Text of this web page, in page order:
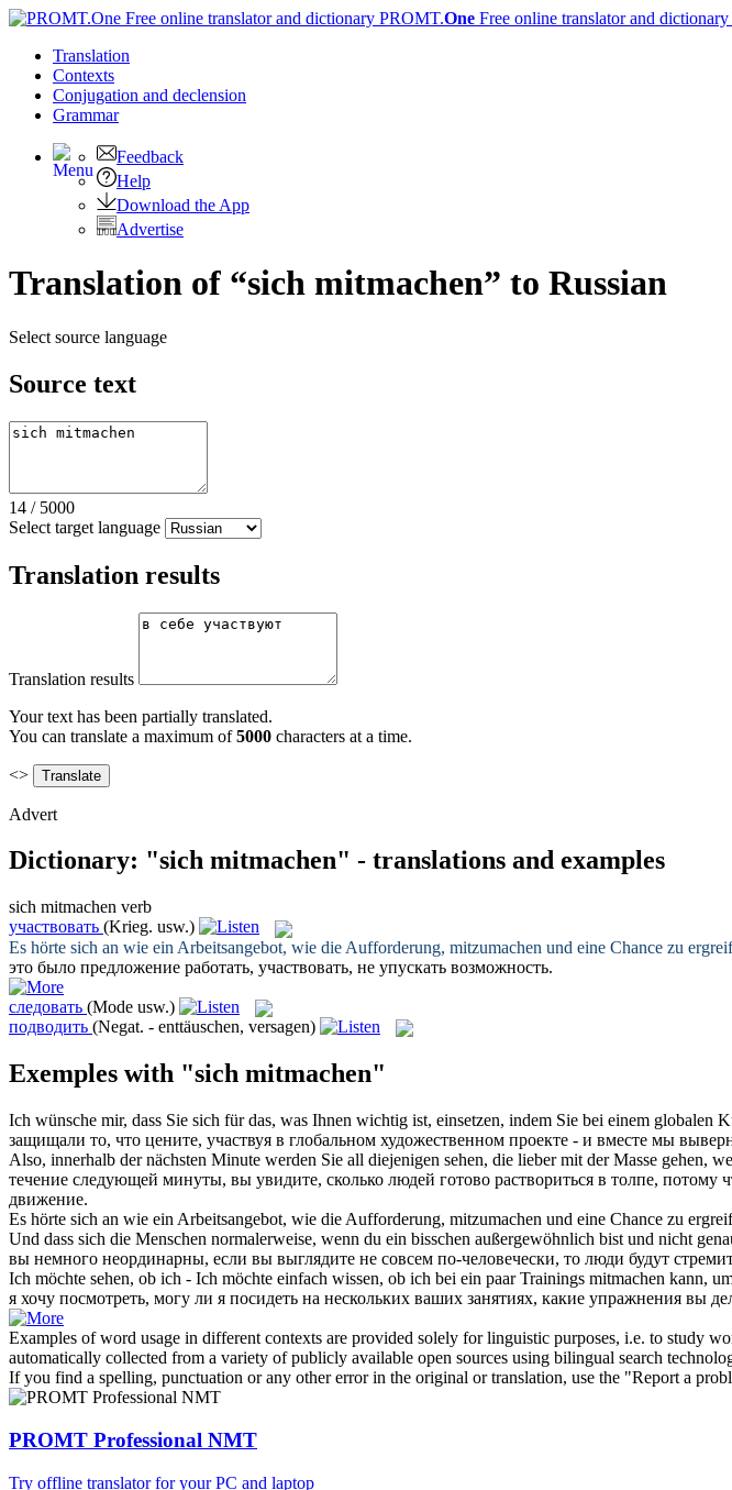
PROMT.One Free online translator and dictionary
Translation
Contexts
Conjugation and declension
Grammar
Feedback
Help
Download the App
Advertise
Translation of “sich mitmachen” to Russian
Select source language
Source text
14 / 5000
Select target language
Translation results
Translation results
Your text has been partially translated.
You can translate a maximum of5000 characters at a time.
<>
Advert
Dictionary: "sich mitmachen" - translations and examples
sich mitmachen verb
участвовать (Krieg. usw.)
Es hörte sich an wie ein Arbeitsangebot, wie die Aufforderung, mitzumachen und eine Chance zu
это было предложение работать, участвовать, не упускать возможность.
следовать (Mode usw.)
подводить (Negat. - enttäuschen, versagen)
Exemples with "sich mitmachen"
Ich wünsche mir, dass Sie sich für das, was Ihnen wichtig ist, einsetzen, indem Sie bei einem globalen
защищали то, что цените, участвуя в глобальном художественном проекте - и вместе мы
Also, innerhalb der nächsten Minute werden Sie all diejenigen sehen, die lieber mit der Masse gehen,
течение следующей минуты, вы увидите, сколько людей готово раствориться в толпе, потому
движение.
Es hörte sich an wie ein Arbeitsangebot, wie die Aufforderung, mitzumachen und eine Chance zu
Und dass sich die Menschen normalerweise, wenn du ein bisschen außergewöhnlich bist und nicht
вы немного неординарны, если вы выглядите не совсем по-человечески, то люди будут
Ich möchte sehen, ob ich - Ich möchte einfach wissen, ob ich bei ein paar Trainings mitmachen kann,
я хочу посмотреть, могу ли я посидеть на нескольких ваших занятиях, какие упражнения вы
Examples of word usage in different contexts are provided solely for linguistic purposes, i.e. to study
automatically collected from a variety of publicly available open sources using bilingual search
If you find a spelling, punctuation or any other error in the original or translation, use the "Report a
PROMT Professional NMT
Try offline translator for your PC and laptop